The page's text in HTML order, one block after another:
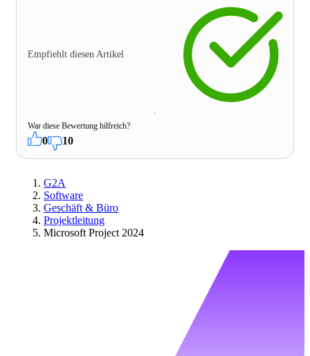
Empfiehlt diesen Artikel
War diese Bewertung hilfreich?
0 10
G2A
Software
Geschäft & Büro
Projektleitung
Microsoft Project 2024